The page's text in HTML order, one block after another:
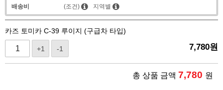
배송비 (조건) 지역별
카즈 토미카 C-39 루이지 (구급차 타입)
+1 -1 7,780원
총 상품 금액 7,780 원